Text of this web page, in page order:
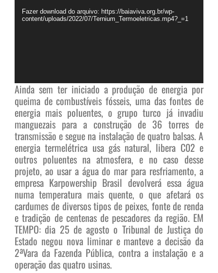
vídeo
Fazer download do arquivo: https://baiaviva.org.br/wp-
content/uploads/2022/07/Ternium_Termoeletricas.mp4?_=1
Ainda sem ter iniciado a produção de energia por
queima de combustíveis fósseis, uma das fontes de
energia mais poluentes, o grupo turco já invadiu
manguezais para a construção de 36 torres de
transmissão e segue na instalação de quatro balsas. A
energia termelétrica usa gás natural, libera C02 e
outros poluentes na atmosfera, e no caso desse
projeto, ao usar a água do mar para resfriamento, a
empresa Karpowership Brasil devolverá essa água
numa temperatura mais quente, o que afetará os
cardumes de diversos tipos de peixes, fonte de renda
e tradição de centenas de pescadores da região. EM
TEMPO: dia 25 de agosto o Tribunal de Justiça do
Estado negou nova liminar e manteve a decisão da
2ªVara da Fazenda Pública, contra a instalação e a
operação das quatro usinas.